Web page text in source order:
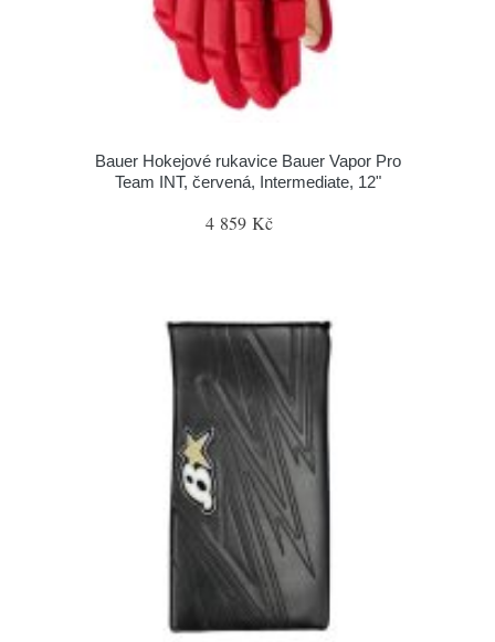
Bauer Hokejové rukavice Bauer Vapor Pro
Team INT, červená, Intermediate, 12"
4 859 Kč